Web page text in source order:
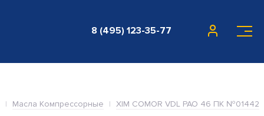
8 (495) 123-35-77
Масла Компрессорные XIM COMOR VDL PAO 46 ПК №01442